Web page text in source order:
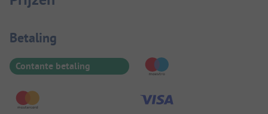
Betaalinformatie
Betaling
Contante betaling